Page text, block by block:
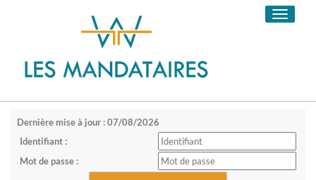
Toggle
Dernière mise à jour : 07/08/2026
Identifiant :
Mot de passe :